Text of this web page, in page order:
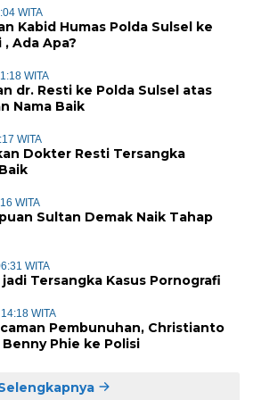
WITA
Kabid Humas Polda Sulsel ke
Ada Apa?
WITA
dr. Resti ke Polda Sulsel atas
Nama Baik
WITA
Dokter Resti Tersangka
WITA
Sultan Demak Naik Tahap
WITA
jadi Tersangka Kasus Pornografi
WITA
Pembunuhan, Christianto
Phie ke Polisi